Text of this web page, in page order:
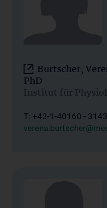
Burtscher,
PhD
Institut für
T: +43-1-40160 -